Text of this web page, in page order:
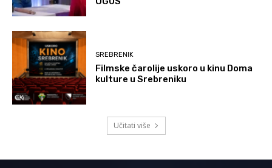
SREBRENIK
Filmske čarolije uskoro u kinu Doma
kulture u Srebreniku
Učitati više